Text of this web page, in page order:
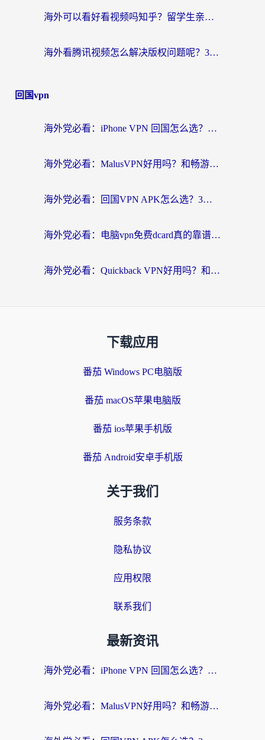
海外可以看好看视频吗知乎？留学生亲测有效的回国追剧解决方案
海外看腾讯视频怎么解决版权问题呢？3步让你轻松解锁国内影视自由
回国vpn
海外党必看：iPhone VPN 回国怎么选？一篇搞定无缝访问国内资源
海外党必看：MalusVPN好用吗？和畅游VPN对比哪个回国效果更好？附穿梭飞鱼神龟真实体验
海外党必看：回国VPN APK怎么选？3步教你无缝刷国内剧玩国服
海外党必看：电脑vpn免费dcard真的靠谱吗？教你选对回国加速器无缝访问国内资源
海外党必看：Quickback VPN好用吗？和小黑牛VPN对比哪个回国效果更好？附真实体验+避坑指南
下载应用
番茄 Windows PC电脑版
番茄 macOS苹果电脑版
番茄 ios苹果手机版
番茄 Android安卓手机版
关于我们
服务条款
隐私协议
应用权限
联系我们
最新资讯
海外党必看：iPhone VPN 回国怎么选？一篇搞定无缝访问国内资源
海外党必看：MalusVPN好用吗？和畅游VPN对比哪个回国效果更好？附穿梭飞鱼神龟真实体验